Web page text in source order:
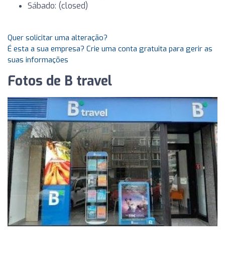
Sábado: (closed)
Quer solicitar uma alteração?
É esta a sua empresa? Crie uma conta gratuita para gerir as
suas informações
Fotos de B travel